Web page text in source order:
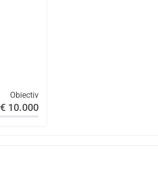
Obiectiv
€ 10.000